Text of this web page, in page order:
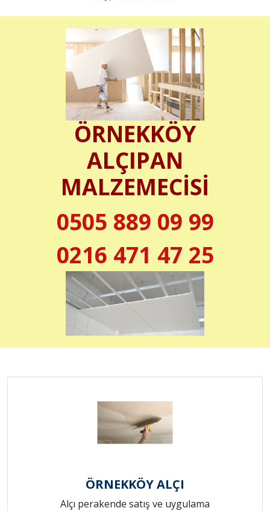
ÖRNEKKÖY
ALÇIPAN
MALZEMECİSİ
0505 889 09 99
0216 471 47 25
ÖRNEKKÖY ALÇI
Alçı perakende satış ve uygulama